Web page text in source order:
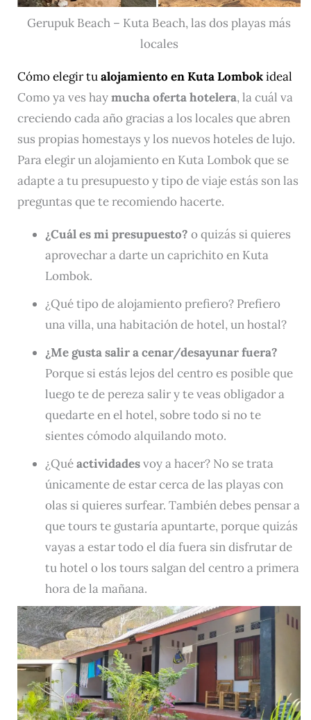
Gerupuk Beach – Kuta Beach, las dos playas más
locales
Cómo elegir tualojamiento en Kuta Lombokideal
Como ya ves haymucha oferta hotelera, la cuál va
creciendo cada año gracias a los locales que abren
sus propias homestays y los nuevos hoteles de lujo.
Para elegir un alojamiento en Kuta Lombok que se
adapte a tu presupuesto y tipo de viaje estás son las
preguntas que te recomiendo hacerte.
¿Cuál es mi presupuesto? o quizás si quieres
aprovechar a darte un caprichito en Kuta
Lombok.
¿Qué tipo de alojamiento prefiero? Prefiero
una villa, una habitación de hotel, un hostal?
¿Me gusta salir a cenar/desayunar fuera?
Porque si estás lejos del centro es posible que
luego te de pereza salir y te veas obligador a
quedarte en el hotel, sobre todo si no te
sientes cómodo alquilando moto.
¿Quéactividadesvoy a hacer? No se trata
únicamente de estar cerca de las playas con
olas si quieres surfear. También debes pensar a
que tours te gustaría apuntarte, porque quizás
vayas a estar todo el día fuera sin disfrutar de
tu hotel o los tours salgan del centro a primera
hora de la mañana.